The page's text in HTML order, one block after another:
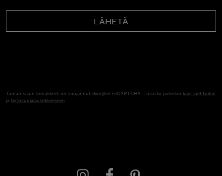
Tämän sivun lomakkeet on suojannut Googlen reCAPTCHA. Tutustu palvelun käyttöehtoihin
jatietosuojalausekkeeseen